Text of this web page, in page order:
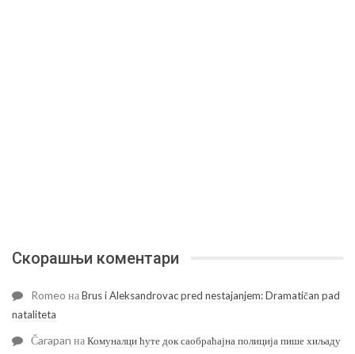
Скорашњи коментари
Romeo наBrus i Aleksandrovac pred nestajanjem: Dramatičan pad
nataliteta
Čarapan наКомуналци ћуте док саобраћајна полиција пише хиљаду